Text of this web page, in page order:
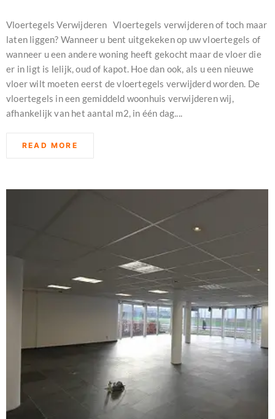
Vloertegels Verwijderen Vloertegels verwijderen of toch maar
laten liggen? Wanneer u bent uitgekeken op uw vloertegels of
wanneer u een andere woning heeft gekocht maar de vloer die
er in ligt is lelijk, oud of kapot. Hoe dan ook, als u een nieuwe
vloer wilt moeten eerst de vloertegels verwijderd worden. De
vloertegels in een gemiddeld woonhuis verwijderen wij,
afhankelijk van het aantal m2, in één dag....
READ MORE